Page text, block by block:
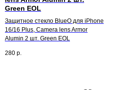
Green EOL
Защитное стекло BlueO для iPhone
16/16 Plus, Camera lens Armor
Alumin 2 шт. Green EOL
280 р.